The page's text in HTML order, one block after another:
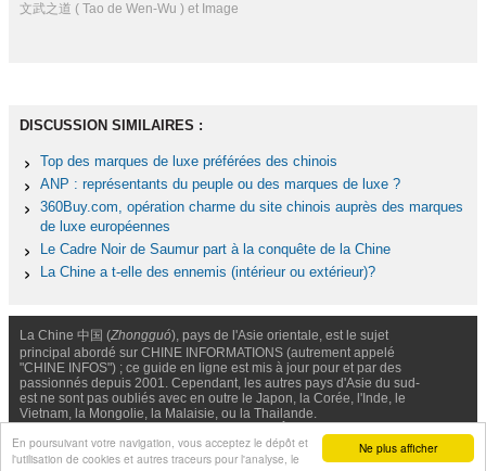
Ne plus afficher
En poursuivant votre navigation, vous acceptez le dépôt et
l'utilisation de cookies et autres traceurs pour l'analyse, le
文武之道 ( Tao de Wen-Wu ) et Image
DISCUSSION SIMILAIRES :
Top des marques de luxe préférées des chinois
ANP : représentants du peuple ou des marques de luxe ?
360Buy.com, opération charme du site chinois auprès des marques
de luxe européennes
Le Cadre Noir de Saumur part à la conquête de la Chine
La Chine a t-elle des ennemis (intérieur ou extérieur)?
La Chine 中国 (Zhongguó), pays de l'Asie orientale, est le sujet
principal abordé sur CHINE INFORMATIONS (autrement appelé
"CHINE INFOS") ; ce guide en ligne est mis à jour pour et par des
passionnés depuis 2001. Cependant, les autres pays d'Asie du sud-
est ne sont pas oubliés avec en outre le Japon, la Corée, l'Inde, le
Vietnam, la Mongolie, la Malaisie, ou la Thailande.